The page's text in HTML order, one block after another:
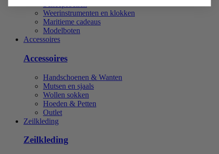
Weerinstrumenten en klokken
Maritieme cadeaus
Modelboten
Accessoires
Accessoires
Handschoenen & Wanten
Mutsen en sjaals
Wollen sokken
Hoeden & Petten
Outlet
Zeilkleding
Zeilkleding